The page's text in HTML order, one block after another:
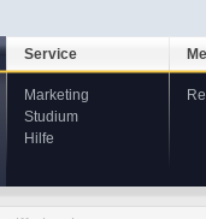
Service
Marketing
Studium
Hilfe